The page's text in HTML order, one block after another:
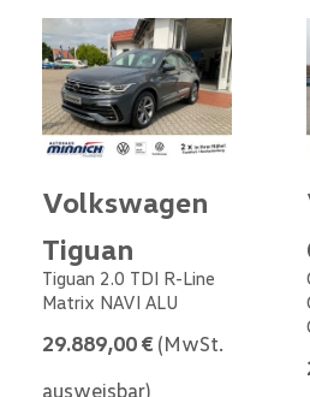
Volkswagen
Tiguan
Tiguan 2.0 TDI R-Line
Matrix NAVI ALU
29.889,00 € (MwSt.
ausweisbar)